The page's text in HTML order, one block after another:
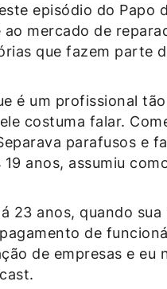
episódio do Papo
mercado de
que fazem parte
é um profissional
costuma falar.
parafusos e
anos, assumiu
23 anos, quando sua
de
de empresas e eu